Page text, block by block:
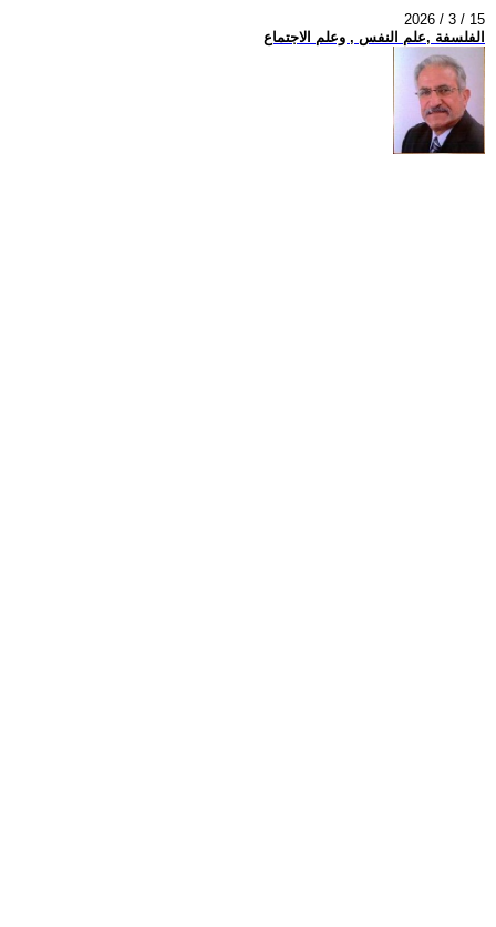
2026 / 3 / 15
الفلسفة ,علم النفس , وعلم الاجتماع